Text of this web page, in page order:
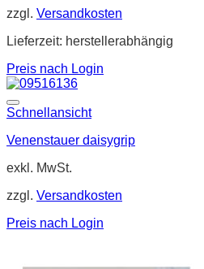
zzgl. Versandkosten
Lieferzeit: herstellerabhängig
Preis nach Login
Schnellansicht
Venenstauer daisygrip
exkl. MwSt.
zzgl. Versandkosten
Preis nach Login